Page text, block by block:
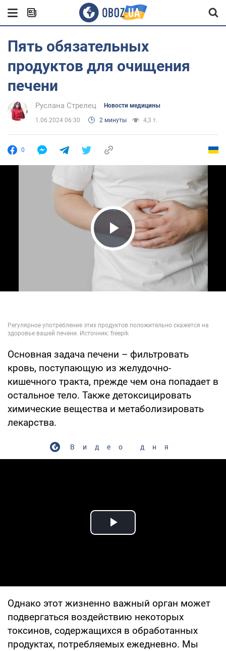
Пять обязательных
продуктов для очищения
печени
Руслана Стрелец Новости медицины
1.06.2024 06:30 2 минуты 4,3 т.
0
Play Video
Основная задача печени – фильтровать
кровь, поступающую из желудочно-
кишечного тракта, прежде чем она попадает в
остальное тело. Также детоксицировать
химические вещества и метаболизировать
лекарства.
Видео дня
Play Video
Однако этот жизненно важный орган может
подвергаться воздействию некоторых
токсинов, содержащихся в обработанных
продуктах, потребляемых ежедневно. Мы